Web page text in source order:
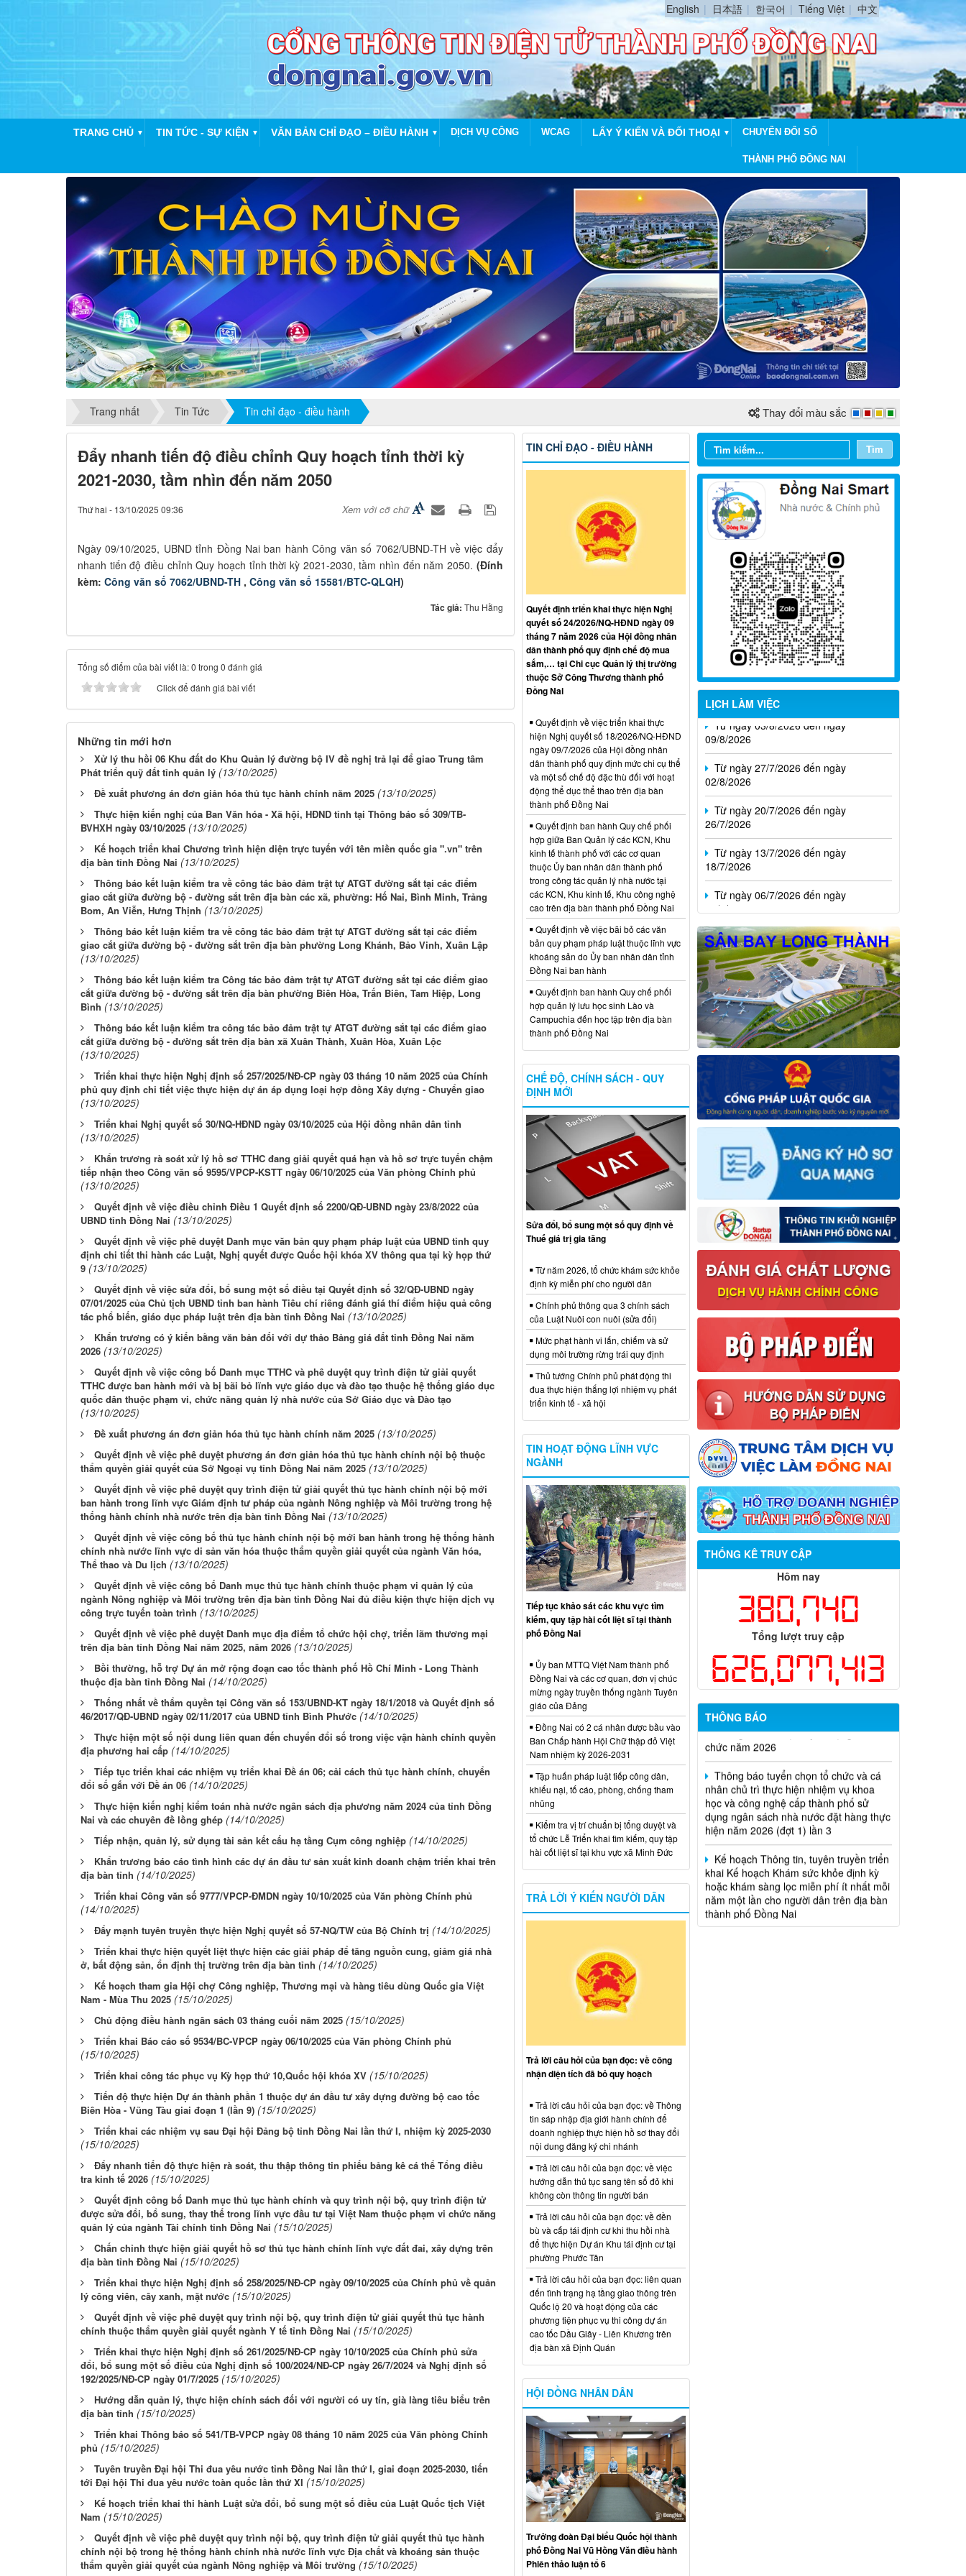
English 日本語 한국어 Tiếng Việt 中文
TRANG CHỦ ▼ TIN TỨC - SỰ KIỆN ▼ VĂN BẢN CHỈ ĐẠO – ĐIỀU HÀNH ▼ DỊCH VỤ CÔNG WCAG LẤY Ý KIẾN VÀ ĐỐI THOẠI ▼ CHUYỂN ĐỔI SỐ
THÀNH PHỐ ĐỒNG NAI
Trang nhất Tin Tức Tin chỉ đạo - điều hành Thay đổi màu sắc
Đẩy nhanh tiến độ điều chỉnh Quy hoạch tỉnh thời kỳ
2021-2030, tầm nhìn đến năm 2050
Thứ hai - 13/10/2025 09:36 Xem với cỡ chữ
Ngày 09/10/2025, UBND tỉnh Đồng Nai ban hành Công văn số 7062/UBND-TH về việc đẩy
nhanh tiến độ điều chỉnh Quy hoạch tỉnh thời kỳ 2021-2030, tầm nhìn đến năm 2050. (Đính
kèm: Công văn số 7062/UBND-TH , Công văn số 15581/BTC-QLQH)
Tác giả: Thu Hằng
Tổng số điểm của bài viết là: 0 trong 0 đánh giá
Click để đánh giá bài viết
Những tin mới hơn
Xử lý thu hồi 06 Khu đất do Khu Quản lý đường bộ IV đề nghị trả lại để giao Trung tâm
Phát triển quỹ đất tỉnh quản lý (13/10/2025)
Đề xuất phương án đơn giản hóa thủ tục hành chính năm 2025 (13/10/2025)
Thực hiện kiến nghị của Ban Văn hóa - Xã hội, HĐND tỉnh tại Thông báo số 309/TB-
BVHXH ngày 03/10/2025 (13/10/2025)
Kế hoạch triển khai Chương trình hiện diện trực tuyến với tên miền quốc gia ".vn" trên
địa bàn tỉnh Đồng Nai (13/10/2025)
Thông báo kết luận kiểm tra về công tác bảo đảm trật tự ATGT đường sắt tại các điểm
giao cắt giữa đường bộ - đường sắt trên địa bàn các xã, phường: Hố Nai, Bình Minh, Trảng
Bom, An Viễn, Hưng Thịnh (13/10/2025)
Thông báo kết luận kiểm tra về công tác bảo đảm trật tự ATGT đường sắt tại các điểm
giao cắt giữa đường bộ - đường sắt trên địa bàn phường Long Khánh, Bảo Vinh, Xuân Lập
(13/10/2025)
Thông báo kết luận kiểm tra Công tác bảo đảm trật tự ATGT đường sắt tại các điểm giao
cắt giữa đường bộ - đường sắt trên địa bàn phường Biên Hòa, Trấn Biên, Tam Hiệp, Long
Bình (13/10/2025)
Thông báo kết luận kiểm tra công tác bảo đảm trật tự ATGT đường sắt tại các điểm giao
cắt giữa đường bộ - đường sắt trên địa bàn xã Xuân Thành, Xuân Hòa, Xuân Lộc
(13/10/2025)
Triển khai thực hiện Nghị định số 257/2025/NĐ-CP ngày 03 tháng 10 năm 2025 của Chính
phủ quy định chi tiết việc thực hiện dự án áp dụng loại hợp đồng Xây dựng - Chuyển giao
(13/10/2025)
Triển khai Nghị quyết số 30/NQ-HĐND ngày 03/10/2025 của Hội đồng nhân dân tỉnh
(13/10/2025)
Khẩn trương rà soát xử lý hồ sơ TTHC đang giải quyết quá hạn và hồ sơ trực tuyến chậm
tiếp nhận theo Công văn số 9595/VPCP-KSTT ngày 06/10/2025 của Văn phòng Chính phủ
(13/10/2025)
Quyết định về việc điều chỉnh Điều 1 Quyết định số 2200/QĐ-UBND ngày 23/8/2022 của
UBND tỉnh Đồng Nai (13/10/2025)
Quyết định về việc phê duyệt Danh mục văn bản quy phạm pháp luật của UBND tỉnh quy
định chi tiết thi hành các Luật, Nghị quyết được Quốc hội khóa XV thông qua tại kỳ họp thứ
9 (13/10/2025)
Quyết định về việc sửa đổi, bổ sung một số điều tại Quyết định số 32/QĐ-UBND ngày
07/01/2025 của Chủ tịch UBND tỉnh ban hành Tiêu chí riêng đánh giá thí điểm hiệu quả công
tác phổ biến, giáo dục pháp luật trên địa bàn tỉnh Đồng Nai (13/10/2025)
Khẩn trương có ý kiến bằng văn bản đối với dự thảo Bảng giá đất tỉnh Đồng Nai năm
2026 (13/10/2025)
Quyết định về việc công bố Danh mục TTHC và phê duyệt quy trình điện tử giải quyết
TTHC được ban hành mới và bị bãi bỏ lĩnh vực giáo dục và đào tạo thuộc hệ thống giáo dục
quốc dân thuộc phạm vi, chức năng quản lý nhà nước của Sở Giáo dục và Đào tạo
(13/10/2025)
Đề xuất phương án đơn giản hóa thủ tục hành chính năm 2025 (13/10/2025)
Quyết định về việc phê duyệt phương án đơn giản hóa thủ tục hành chính nội bộ thuộc
thẩm quyền giải quyết của Sở Ngoại vụ tỉnh Đồng Nai năm 2025 (13/10/2025)
Quyết định về việc phê duyệt quy trình điện tử giải quyết thủ tục hành chính nội bộ mới
ban hành trong lĩnh vực Giám định tư pháp của ngành Nông nghiệp và Môi trường trong hệ
thống hành chính nhà nước trên địa bàn tỉnh Đồng Nai (13/10/2025)
Quyết định về việc công bố thủ tục hành chính nội bộ mới ban hành trong hệ thống hành
chính nhà nước lĩnh vực di sản văn hóa thuộc thẩm quyền giải quyết của ngành Văn hóa,
Thể thao và Du lịch (13/10/2025)
Quyết định về việc công bố Danh mục thủ tục hành chính thuộc phạm vi quản lý của
ngành Nông nghiệp và Môi trường trên địa bàn tỉnh Đồng Nai đủ điều kiện thực hiện dịch vụ
công trực tuyến toàn trình (13/10/2025)
Quyết định về việc phê duyệt Danh mục địa điểm tổ chức hội chợ, triển lãm thương mại
trên địa bàn tỉnh Đồng Nai năm 2025, năm 2026 (13/10/2025)
Bồi thường, hỗ trợ Dự án mở rộng đoạn cao tốc thành phố Hồ Chí Minh - Long Thành
thuộc địa bàn tỉnh Đồng Nai (14/10/2025)
Thống nhất về thẩm quyền tại Công văn số 153/UBND-KT ngày 18/1/2018 và Quyết định số
46/2017/QĐ-UBND ngày 02/11/2017 của UBND tỉnh Bình Phước (14/10/2025)
Thực hiện một số nội dung liên quan đến chuyển đổi số trong việc vận hành chính quyền
địa phương hai cấp (14/10/2025)
Tiếp tục triển khai các nhiệm vụ triển khai Đề án 06; cải cách thủ tục hành chính, chuyển
đổi số gắn với Đề án 06 (14/10/2025)
Thực hiện kiến nghị kiểm toán nhà nước ngân sách địa phương năm 2024 của tỉnh Đồng
Nai và các chuyên đề lồng ghép (14/10/2025)
Tiếp nhận, quản lý, sử dụng tài sản kết cấu hạ tầng Cụm công nghiệp (14/10/2025)
Khẩn trương báo cáo tình hình các dự án đầu tư sản xuất kinh doanh chậm triển khai trên
địa bàn tỉnh (14/10/2025)
Triển khai Công văn số 9777/VPCP-ĐMDN ngày 10/10/2025 của Văn phòng Chính phủ
(14/10/2025)
Đẩy mạnh tuyên truyền thực hiện Nghị quyết số 57-NQ/TW của Bộ Chính trị (14/10/2025)
Triển khai thực hiện quyết liệt thực hiện các giải pháp để tăng nguồn cung, giảm giá nhà
ở, bất động sản, ổn định thị trường trên địa bàn tỉnh (14/10/2025)
Kế hoạch tham gia Hội chợ Công nghiệp, Thương mại và hàng tiêu dùng Quốc gia Việt
Nam - Mùa Thu 2025 (15/10/2025)
Chủ động điều hành ngân sách 03 tháng cuối năm 2025 (15/10/2025)
Triển khai Báo cáo số 9534/BC-VPCP ngày 06/10/2025 của Văn phòng Chính phủ
(15/10/2025)
Triển khai công tác phục vụ Kỳ họp thứ 10,Quốc hội khóa XV (15/10/2025)
Tiến độ thực hiện Dự án thành phần 1 thuộc dự án đầu tư xây dựng đường bộ cao tốc
Biên Hòa - Vũng Tàu giai đoạn 1 (lần 9) (15/10/2025)
Triển khai các nhiệm vụ sau Đại hội Đảng bộ tỉnh Đồng Nai lần thứ I, nhiệm kỳ 2025-2030
(15/10/2025)
Đẩy nhanh tiến độ thực hiện rà soát, thu thập thông tin phiếu bảng kê cá thể Tổng điều
tra kinh tế 2026 (15/10/2025)
Quyết định công bố Danh mục thủ tục hành chính và quy trình nội bộ, quy trình điện tử
được sửa đổi, bổ sung, thay thế trong lĩnh vực đầu tư tại Việt Nam thuộc phạm vi chức năng
quản lý của ngành Tài chính tỉnh Đồng Nai (15/10/2025)
Chấn chỉnh thực hiện giải quyết hồ sơ thủ tục hành chính lĩnh vực đất đai, xây dựng trên
địa bàn tỉnh Đồng Nai (15/10/2025)
Triển khai thực hiện Nghị định số 258/2025/NĐ-CP ngày 09/10/2025 của Chính phủ về quản
lý công viên, cây xanh, mặt nước (15/10/2025)
Quyết định về việc phê duyệt quy trình nội bộ, quy trình điện tử giải quyết thủ tục hành
chính thuộc thẩm quyền giải quyết ngành Y tế tỉnh Đồng Nai (15/10/2025)
Triển khai thực hiện Nghị định số 261/2025/NĐ-CP ngày 10/10/2025 của Chính phủ sửa
đổi, bổ sung một số điều của Nghị định số 100/2024/NĐ-CP ngày 26/7/2024 và Nghị định số
192/2025/NĐ-CP ngày 01/7/2025 (15/10/2025)
Hướng dẫn quản lý, thực hiện chính sách đối với người có uy tín, già làng tiêu biểu trên
địa bàn tỉnh (15/10/2025)
Triển khai Thông báo số 541/TB-VPCP ngày 08 tháng 10 năm 2025 của Văn phòng Chính
phủ (15/10/2025)
Tuyên truyền Đại hội Thi đua yêu nước tỉnh Đồng Nai lần thứ I, giai đoạn 2025-2030, tiến
tới Đại hội Thi đua yêu nước toàn quốc lần thứ XI (15/10/2025)
Kế hoạch triển khai thi hành Luật sửa đổi, bổ sung một số điều của Luật Quốc tịch Việt
Nam (15/10/2025)
Quyết định về việc phê duyệt quy trình nội bộ, quy trình điện tử giải quyết thủ tục hành
chính nội bộ trong hệ thống hành chính nhà nước lĩnh vực Địa chất và khoáng sản thuộc
thẩm quyền giải quyết của ngành Nông nghiệp và Môi trường (15/10/2025)
Tìm
LỊCH LÀM VIỆC
Từ ngày 03/8/2026 đến ngày
09/8/2026
Từ ngày 27/7/2026 đến ngày
02/8/2026
Từ ngày 20/7/2026 đến ngày
26/7/2026
Từ ngày 13/7/2026 đến ngày
18/7/2026
Từ ngày 06/7/2026 đến ngày
12/7/2026
THỐNG KÊ TRUY CẬP
Hôm nay
380,740
Tổng lượt truy cập
626,077,413
THÔNG BÁO
Thông báo về việc tuyển dụng viên
chức năm 2026
Thông báo tuyển chọn tổ chức và cá
nhân chủ trì thực hiện nhiệm vụ khoa
học và công nghệ cấp thành phố sử
dụng ngân sách nhà nước đặt hàng thực
hiện năm 2026 (đợt 1) lần 3
Kế hoạch Thông tin, tuyên truyền triển
khai Kế hoạch Khám sức khỏe định kỳ
hoặc khám sàng lọc miễn phí ít nhất mỗi
năm một lần cho người dân trên địa bàn
thành phố Đồng Nai
Hỗ trợ đăng tải thông tin hợp nhất,
thay đổi địa chỉ trụ sở làm việc
TIN CHỈ ĐẠO - ĐIỀU HÀNH
Quyết định triển khai thực hiện Nghị
quyết số 24/2026/NQ-HĐND ngày 09
tháng 7 năm 2026 của Hội đồng nhân
dân thành phố quy định chế độ mua
sắm,… tại Chi cục Quản lý thị trường
thuộc Sở Công Thương thành phố
Đồng Nai
Quyết định về việc triển khai thực
hiện Nghị quyết số 18/2026/NQ-HĐND
ngày 09/7/2026 của Hội đồng nhân
dân thành phố quy định mức chi cụ thể
và một số chế độ đặc thù đối với hoạt
động thể dục thể thao trên địa bàn
thành phố Đồng Nai
Quyết định ban hành Quy chế phối
hợp giữa Ban Quản lý các KCN, Khu
kinh tế thành phố với các cơ quan
thuộc Ủy ban nhân dân thành phố
trong công tác quản lý nhà nước tại
các KCN, Khu kinh tế, Khu công nghệ
cao trên địa bàn thành phố Đồng Nai
Quyết định về việc bãi bỏ các văn
bản quy phạm pháp luật thuộc lĩnh vực
khoáng sản do Ủy ban nhân dân tỉnh
Đồng Nai ban hành
Quyết định ban hành Quy chế phối
hợp quản lý lưu học sinh Lào và
Campuchia đến học tập trên địa bàn
thành phố Đồng Nai
CHẾ ĐỘ, CHÍNH SÁCH - QUY
ĐỊNH MỚI
Sửa đổi, bổ sung một số quy định về
Thuế giá trị gia tăng
Từ năm 2026, tổ chức khám sức khỏe
định kỳ miễn phí cho người dân
Chính phủ thông qua 3 chính sách
của Luật Nuôi con nuôi (sửa đổi)
Mức phạt hành vi lấn, chiếm và sử
dụng môi trường rừng trái quy định
Thủ tướng Chính phủ phát động thi
đua thực hiện thắng lợi nhiệm vụ phát
triển kinh tế - xã hội
TIN HOẠT ĐỘNG LĨNH VỰC
NGÀNH
Tiếp tục khảo sát các khu vực tìm
kiếm, quy tập hài cốt liệt sĩ tại thành
phố Đồng Nai
Ủy ban MTTQ Việt Nam thành phố
Đồng Nai và các cơ quan, đơn vị chúc
mừng ngày truyền thống ngành Tuyên
giáo của Đảng
Đồng Nai có 2 cá nhân được bầu vào
Ban Chấp hành Hội Chữ thập đỏ Việt
Nam nhiệm kỳ 2026-2031
Tập huấn pháp luật tiếp công dân,
khiếu nại, tố cáo, phòng, chống tham
nhũng
Kiểm tra vị trí chuẩn bị tổng duyệt và
tổ chức Lễ Triển khai tìm kiếm, quy tập
hài cốt liệt sĩ tại khu vực xã Minh Đức
TRẢ LỜI Ý KIẾN NGƯỜI DÂN
Trả lời câu hỏi của bạn đọc: về công
nhận diện tích đã bỏ quy hoạch
Trả lời câu hỏi của bạn đọc: về Thông
tin sáp nhập địa giới hành chính để
doanh nghiệp thực hiện hồ sơ thay đổi
nội dung đăng ký chi nhánh
Trả lời câu hỏi của bạn đọc: về việc
hướng dẫn thủ tục sang tên sổ đỏ khi
không còn thông tin người bán
Trả lời câu hỏi của bạn đọc: về đền
bù và cấp tái định cư khi thu hồi nhà
để thực hiện Dự án Khu tái định cư tại
phường Phước Tân
Trả lời câu hỏi của bạn đọc: liên quan
đến tình trạng hạ tầng giao thông trên
Quốc lộ 20 và hoạt động của các
phương tiện phục vụ thi công dự án
cao tốc Dầu Giây - Liên Khương trên
địa bàn xã Định Quán
HỘI ĐỒNG NHÂN DÂN
Trưởng đoàn Đại biểu Quốc hội thành
phố Đồng Nai Vũ Hồng Văn điều hành
Phiên thảo luận tổ 6